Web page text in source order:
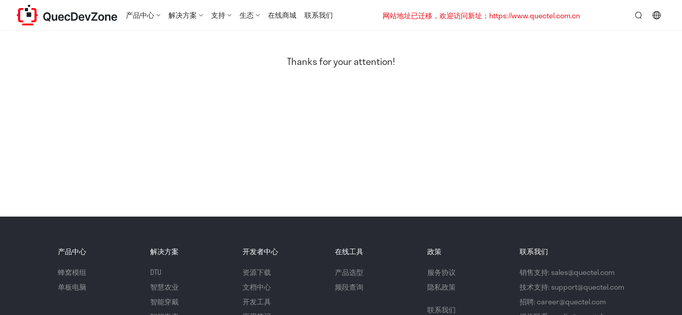
产品中心 解决方案 支持 生态 在线商城 联系我们
网站地址已迁移，欢迎访问新址：https://www.quectel.com.cn
Thanks for your attention!
产品中心
蜂窝模组
单板电脑
解决方案
DTU
智慧农业
智能穿戴
开发者中心
资源下载
文档中心
开发工具
在线工具
产品选型
频段查询
政策
服务协议
隐私政策
联系我们
联系我们
销售支持: sales@quectel.com
技术支持: support@quectel.com
招聘: career@quectel.com